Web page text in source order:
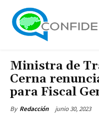
Ministra de
Cerna
para Fiscal
By Redacción junio 30, 2023